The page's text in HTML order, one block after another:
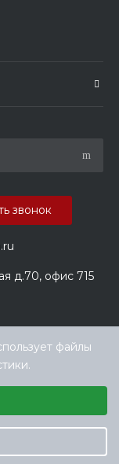
д.70, офис 715
звонок
файлы